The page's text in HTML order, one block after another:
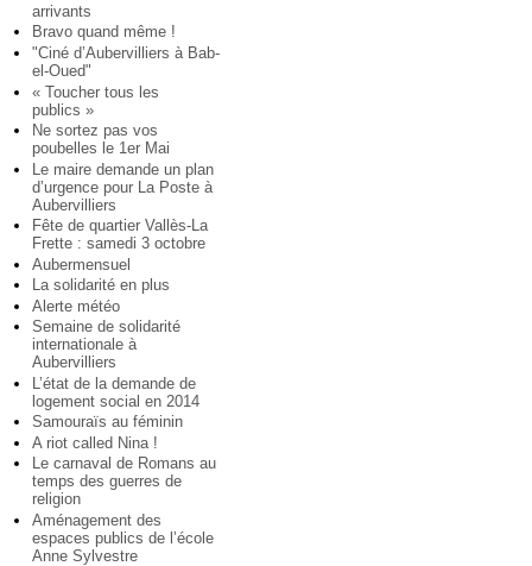
arrivants
Bravo quand même !
"Ciné d’Aubervilliers à Bab-
el-Oued"
« Toucher tous les
publics »
Ne sortez pas vos
poubelles le 1er Mai
Le maire demande un plan
d’urgence pour La Poste à
Aubervilliers
Fête de quartier Vallès-La
Frette : samedi 3 octobre
Aubermensuel
La solidarité en plus
Alerte météo
Semaine de solidarité
internationale à
Aubervilliers
L’état de la demande de
logement social en 2014
Samouraïs au féminin
A riot called Nina !
Le carnaval de Romans au
temps des guerres de
religion
Aménagement des
espaces publics de l’école
Anne Sylvestre